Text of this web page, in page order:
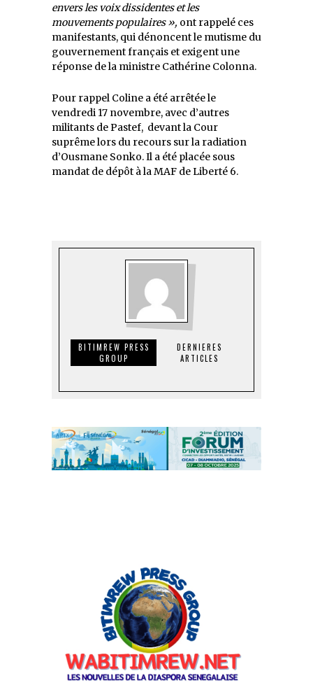
envers les voix dissidentes et les
mouvements populaires », ont rappelé ces
manifestants, qui dénoncent le mutisme du
gouvernement français et exigent une
réponse de la ministre Cathérine Colonna.
Pour rappel Coline a été arrêtée le
vendredi 17 novembre, avec d’autres
militants de Pastef, devant la Cour
suprême lors du recours sur la radiation
d’Ousmane Sonko. Il a été placée sous
mandat de dépôt à la MAF de Liberté 6.
BITIMREW PRESS
GROUP
DERNIERES
ARTICLES